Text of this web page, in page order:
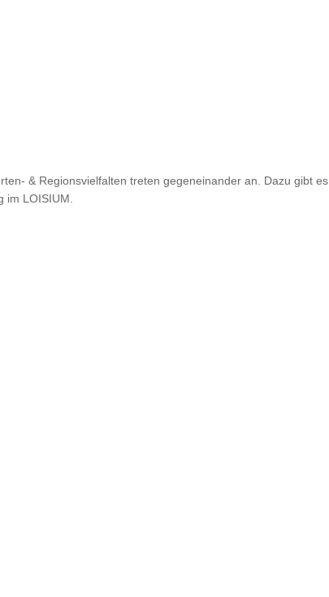
& Regionsvielfalten treten gegeneinander an. Dazu gibt es
im LOISIUM.